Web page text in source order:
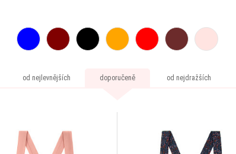
doporučeně
od nejlevnějších od nejdražších